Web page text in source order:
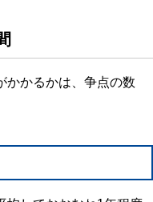
かかるかは、争点の数